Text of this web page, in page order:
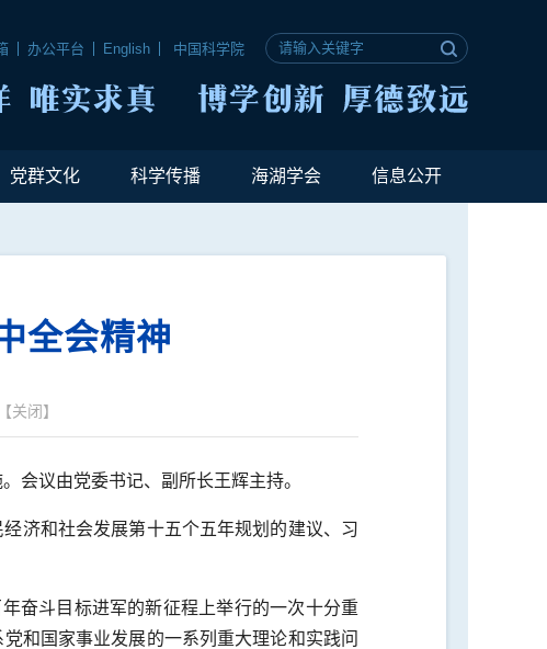
办公平台 English 中国科学院
党群文化 科学传播 海湖学会 信息公开
全会精神
关闭】
会议由党委书记、副所长王辉主持。
济和社会发展第十五个五年规划的建议、习
奋斗目标进军的新征程上举行的一次十分重
和国家事业发展的一系列重大理论和实践问